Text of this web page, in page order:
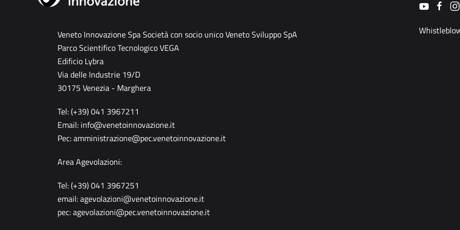
Veneto Innovazione Spa Società con socio unico Veneto Sviluppo SpA
Parco Scientifico Tecnologico VEGA
Edificio Lybra
Via delle Industrie 19/D
30175 Venezia - Marghera
Tel: (+39) 041 3967211
Email: info@venetoinnovazione.it
Pec:amministrazione@pec.venetoinnovazione.it
Area Agevolazioni:
Tel: (+39) 041 3967251
email:agevolazioni@venetoinnovazione.it
pec:agevolazioni@pec.venetoinnovazione.it